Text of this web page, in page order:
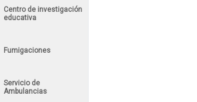
Centro de investigación
educativa
Fumigaciones
Servicio de
Ambulancias